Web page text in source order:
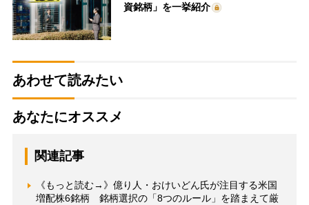
資銘柄」を一挙紹介
あわせて読みたい
あなたにオススメ
関連記事
《もっと読む→》億り人・おけいどん氏が注目する米国
増配株6銘柄 銘柄選択の「8つのルール」を踏まえて厳